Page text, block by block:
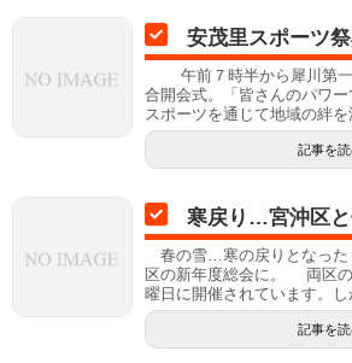
安茂里スポーツ
午前７時半から犀川第一
合開会式。「皆さんのパワー
スポーツを通じて地域の絆
記事を
寒戻り…宮沖区
春の雪…寒の戻りとなった
区の新年度総会に。 両区の
曜日に開催されています。
記事を